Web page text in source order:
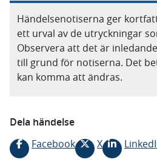
Händelsenotiserna ger
ett urval av de utryckningar
Observera att det är
till grund för notiserna. Det
kan komma att ändras.
Dela händelse
Facebook
X